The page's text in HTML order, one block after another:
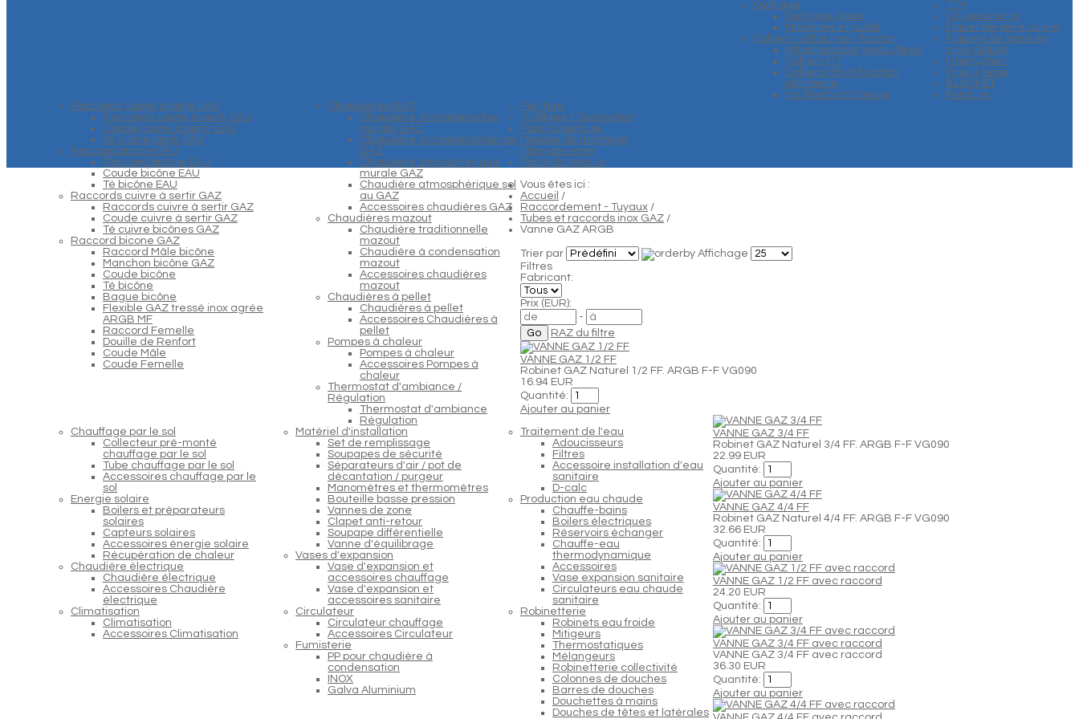
Outillage
Outillage Alpex
Machines et outils
Colliers - attaches - fixation
Attaches pour tuyau Alpex
Colliers M7
Colliers M8 et Fixation
plomberie
Vis Tirefond Cheville
Raccords cuivre à sertir EAU
Raccords cuivre à sertir EAU
Coude cuivre à sertir EAU
Té cuivre sertir EAU
Raccord bicone EAU
Raccord bicône EAU
Coude bicône EAU
Té bicône EAU
Raccords cuivre à sertir GAZ
Raccords cuivre à sertir GAZ
Coude cuivre à sertir GAZ
Té cuivre bicônes GAZ
Raccord bicone GAZ
Raccord Mâle bicône
Manchon bicône GAZ
Coude bicône
Té bicône
Bague bicône
Flexible GAZ tressé inox agrée
ARGB MF
Raccord Femelle
Douille de Renfort
Coude Mâle
Coude Femelle
Chaudières GAZ
Chaudière à condensation
murale GAZ
Chaudière à condensation sol
GAZ
Chaudière atmosphérique
murale GAZ
Chaudière atmosphérique sol
au GAZ
Accessoires chaudières GAZ
Chaudières mazout
Chaudière traditionnelle
mazout
Chaudière à condensation
mazout
Accessoires chaudières
mazout
Chaudières à pellet
Chaudières à pellet
Accessoires Chaudières à
pellet
Pompes à chaleur
Pompes à chaleur
Accessoires Pompes à
chaleur
Thermostat d'ambiance /
Régulation
Thermostat d'ambiance
Régulation
Chauffage par le sol
Collecteur pré-monté
chauffage par le sol
Tube chauffage par le sol
Accessoires chauffage par le
sol
Energie solaire
Boilers et préparateurs
solaires
Capteurs solaires
Accessoires énergie solaire
Récupération de chaleur
Chaudière électrique
Chaudière électrique
Accessoires Chaudière
électrique
Climatisation
Climatisation
Accessoires Climatisation
Matériel d'installation
Set de remplissage
Soupapes de sécurité
Séparateurs d'air / pot de
décantation / purgeur
Manomètres et thermomètres
Bouteille basse pression
Vannes de zone
Clapet anti-retour
Soupape différentielle
Vanne d'équilibrage
Vases d'expansion
Vase d'expansion et
accessoires chauffage
Vase d'expansion et
accessoires sanitaire
Circulateur
Circulateur chauffage
Accessoires Circulateur
Fumisterie
PP pour chaudière à
condensation
INOX
Galva Aluminium
Traitement de l'eau
Adoucisseurs
Filtres
Accessoire installation d'eau
sanitaire
D-calc
Production eau chaude
Chauffe-bains
Boilers électriques
Réservoirs échanger
Chauffe-eau
thermodynamique
Accessoires
Vase expansion sanitaire
Circulateurs eau chaude
sanitaire
Robinetterie
Robinets eau froide
Mitigeurs
Thermostatiques
Mélangeurs
Robinetterie collectivité
Colonnes de douches
Barres de douches
Douchettes à mains
Douches de têtes et latérales
TTH
Coupure terre
Piquet de terre cuivre
Piquete de terre en
croix GALVA
Interrupteur
Prise + terre
BLOCHET
Peinture
Peinture
Outillage / Décoration
Pour la peinture
Mousse de montage
Fibre de verre
Plafonds tendus
Vous êtes ici :
Accueil /
Raccordement - Tuyaux /
Tubes et raccords inox GAZ /
Vanne GAZ ARGB
Trier par
Affichage
Filtres
Fabricant:
Prix (EUR):
-
RAZ du filtre
VANNE GAZ 1/2 FF
Robinet GAZ Naturel 1/2 FF. ARGB F-F VG090
16.94 EUR
Quantité:
Ajouter au panier
VANNE GAZ 3/4 FF
Robinet GAZ Naturel 3/4 FF. ARGB F-F VG090
22.99 EUR
Quantité:
Ajouter au panier
VANNE GAZ 4/4 FF
Robinet GAZ Naturel 4/4 FF. ARGB F-F VG090
32.66 EUR
Quantité:
Ajouter au panier
VANNE GAZ 1/2 FF avec raccord
24.20 EUR
Quantité:
Ajouter au panier
VANNE GAZ 3/4 FF avec raccord
VANNE GAZ 3/4 FF avec raccord
36.30 EUR
Quantité:
Ajouter au panier